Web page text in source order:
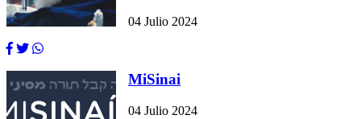
04 Julio 2024
MiSinai
04 Julio 2024